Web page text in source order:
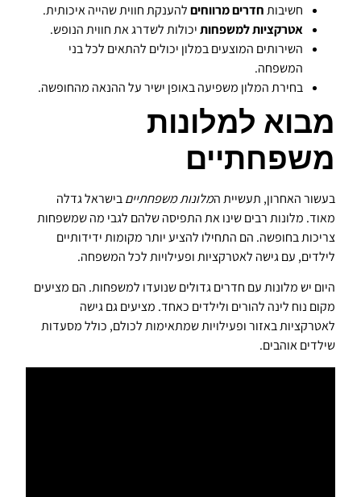
חשיבותחדרים מרווחיםלהענקת חווית שהייה איכותית.
אטרקציות למשפחותיכולות לשדרג את חווית הנופש.
השירותים המוצעים במלון יכולים להתאים לכל בני
המשפחה.
בחירת המלון משפיעה באופן ישיר על ההנאה מהחופשה.
מבוא למלונות
משפחתיים
בעשור האחרון, תעשיית המלונות משפחתייםבישראל גדלה
מאוד. מלונות רבים שינו את התפיסה שלהם לגבי מה שמשפחות
צריכות בחופשה. הם התחילו להציע יותר מקומות ידידותיים
לילדים, עם גישה לאטרקציות ופעילויות לכל המשפחה.
היום יש מלונות עם חדרים גדולים שנועדו למשפחות. הם מציעים
מקום נוח לינה להורים ולילדים כאחד. מציעים גם גישה
לאטרקציות באזור ופעילויות שמתאימות לכולם, כולל מסעדות
שילדים אוהבים.